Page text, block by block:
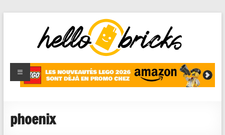
HelloBricks
Blog LEGO,
nouveaut�s
reviews
phoenix